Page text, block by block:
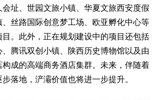
址、世园文旅小镇、华夏文旅西安度假
、丝路国际创意梦工场、欧亚孵化中心等
。此外，正在规划建设中的项目还包括
腾讯双创小镇、陕西历史博物馆以及由
成的高端商务酒店集群。未来，伴随着
落地，浐灞价值也将进一步提升。